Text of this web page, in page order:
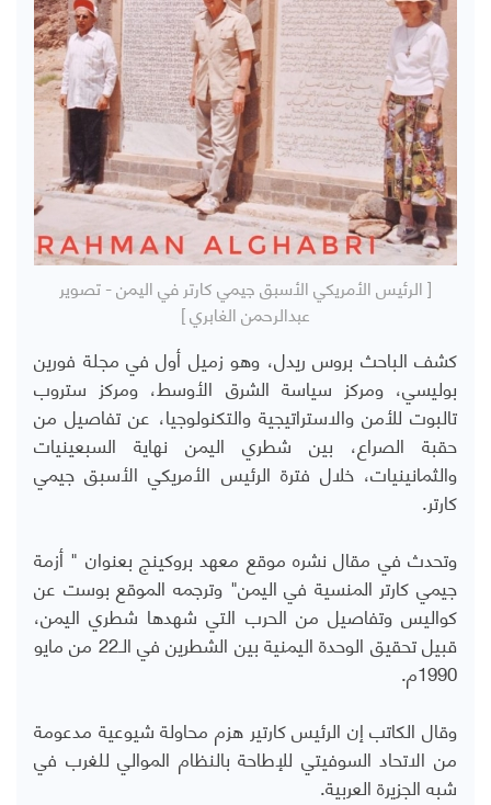
[ الرئيس الأمريكي الأسبق جيمي كارتر في اليمن - تصوير
عبدالرحمن الغابري ]
كشف الباحث بروس ريدل، وهو زميل أول في مجلة فورين
بوليسي، ومركز سياسة الشرق الأوسط، ومركز ستروب
تالبوت للأمن والاستراتيجية والتكنولوجيا، عن تفاصيل من
حقبة الصراع، بين شطري اليمن نهاية السبعينيات
والثمانينيات، خلال فترة الرئيس الأمريكي الأسبق جيمي
كارتر.
وتحدث في مقال نشره موقع معهد بروكينج بعنوان " أزمة
جيمي كارتر المنسية في اليمن" وترجمه الموقع بوست عن
كواليس وتفاصيل من الحرب التي شهدها شطري اليمن،
قبيل تحقيق الوحدة اليمنية بين الشطرين في الـ22 من مايو
1990م.
وقال الكاتب إن الرئيس كارتير هزم محاولة شيوعية مدعومة
من الاتحاد السوفيتي للإطاحة بالنظام الموالي للغرب في
شبه الجزيرة العربية.